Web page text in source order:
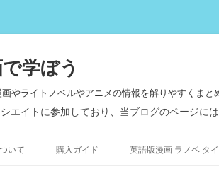
学ぼう
やライトノベルやアニメの情報を解りやすくまと
エイトに参加しており、当ブログのページに
いて 購入ガイド 英語版漫画 ラノベ タ